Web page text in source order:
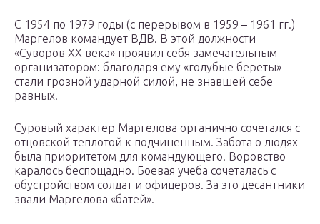
С 1954 по 1979 годы (с перерывом в 1959 – 1961 гг.)
Маргелов командует ВДВ. В этой должности
«Суворов ХХ века» проявил себя замечательным
организатором: благодаря ему «голубые береты»
стали грозной ударной силой, не знавшей себе
равных.
Суровый характер Маргелова органично сочетался с
отцовской теплотой к подчиненным. Забота о людях
была приоритетом для командующего. Воровство
каралось беспощадно. Боевая учеба сочеталась с
обустройством солдат и офицеров. За это десантники
звали Маргелова «батей».